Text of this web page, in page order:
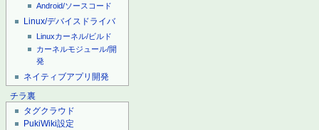
Android/ソースコード
Linux/デバイスドライバ
Linuxカーネル/ビルド
カーネルモジュール/開
発
ネイティブアプリ開発
チラ裏
タグクラウド
PukiWiki設定